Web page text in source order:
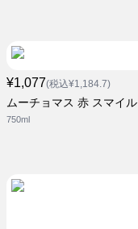
¥1,077(税込¥1,184.7)
ムーチョマス 赤 スマイル
750ml